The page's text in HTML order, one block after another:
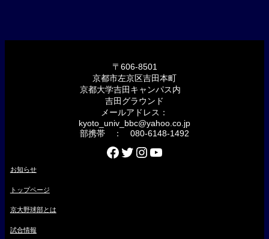
〒606-8501
京都市左京区吉田本町
京都大学吉田キャンパス内
吉田グラウンド
メールアドレス：
kyoto_univ_bbc@yahoo.co.jp
部携帯 ： 080-6148-1492
Facebook Twitter Instagram YouTube
お知らせ
トップページ
京大野球部とは
試合情報